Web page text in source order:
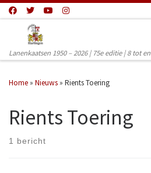
Ga naar inhoud
Lanenkaatsen 1950 – 2026 | 75e editie | 8 tot
Home » Nieuws » Rients Toering
Rients Toering
1 bericht